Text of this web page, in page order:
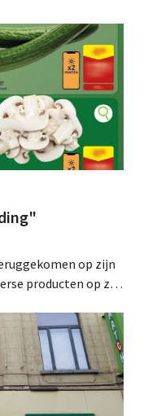
op zijn
producten op zijn
goed